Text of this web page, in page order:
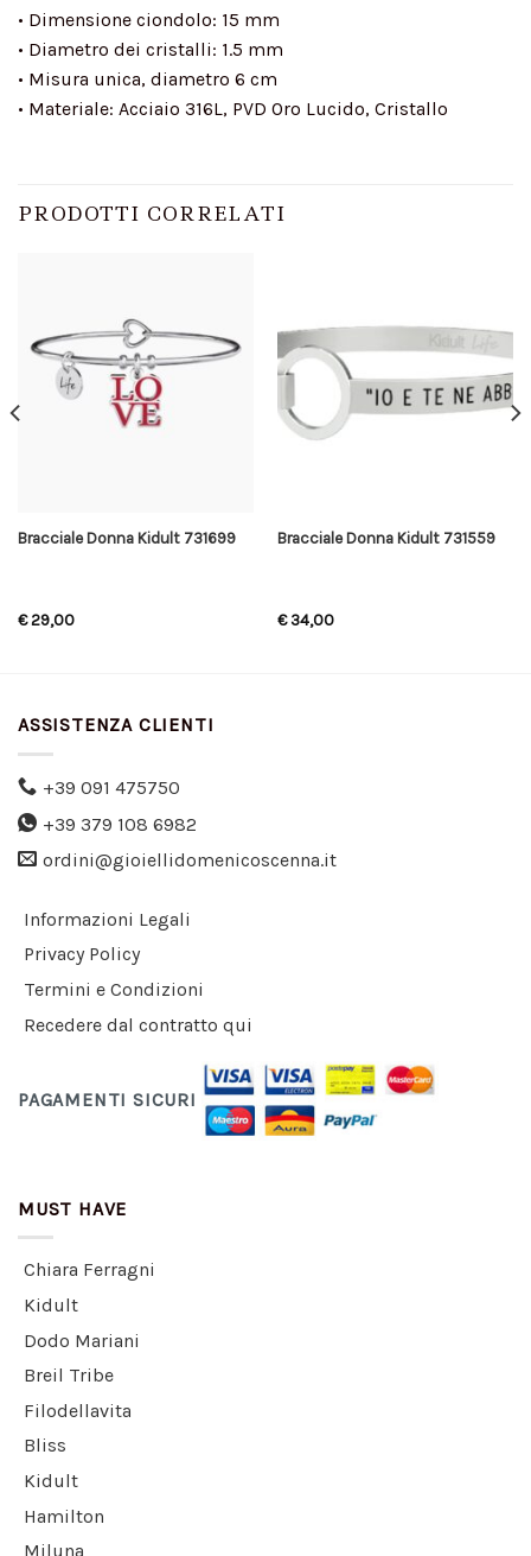
• Dimensione ciondolo: 15 mm
• Diametro dei cristalli: 1.5 mm
• Misura unica, diametro 6 cm
• Materiale: Acciaio 316L, PVD Oro Lucido, Cristallo
PRODOTTI CORRELATI
Bracciale Donna Kidult 731699
€29,00
Bracciale Donna Kidult 731559
€34,00
ASSISTENZA CLIENTI
+39 091 475750
+39 379 108 6982
ordini@gioiellidomenicoscenna.it
Informazioni Legali
Privacy Policy
Termini e Condizioni
Recedere dal contratto qui
PAGAMENTI SICURI
MUST HAVE
Chiara Ferragni
Kidult
Dodo Mariani
Breil Tribe
Filodellavita
Bliss
Kidult
Hamilton
Miluna